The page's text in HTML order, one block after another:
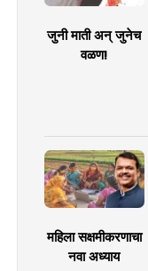
जुनी माती अन् जुनेच
वळण!
महिला सक्षमीकरणाचा
नवा अध्याय